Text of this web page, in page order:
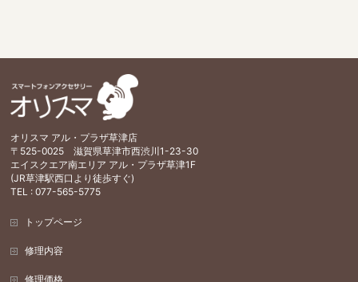
オリスマ アル・プラザ草津店
〒525-0025 滋賀県草津市西渋川1-23-30
エイスクエア南エリア アル・プラザ草津1F
(JR草津駅西口より徒歩すぐ)
TEL : 077-565-5775
トップページ
修理内容
修理価格